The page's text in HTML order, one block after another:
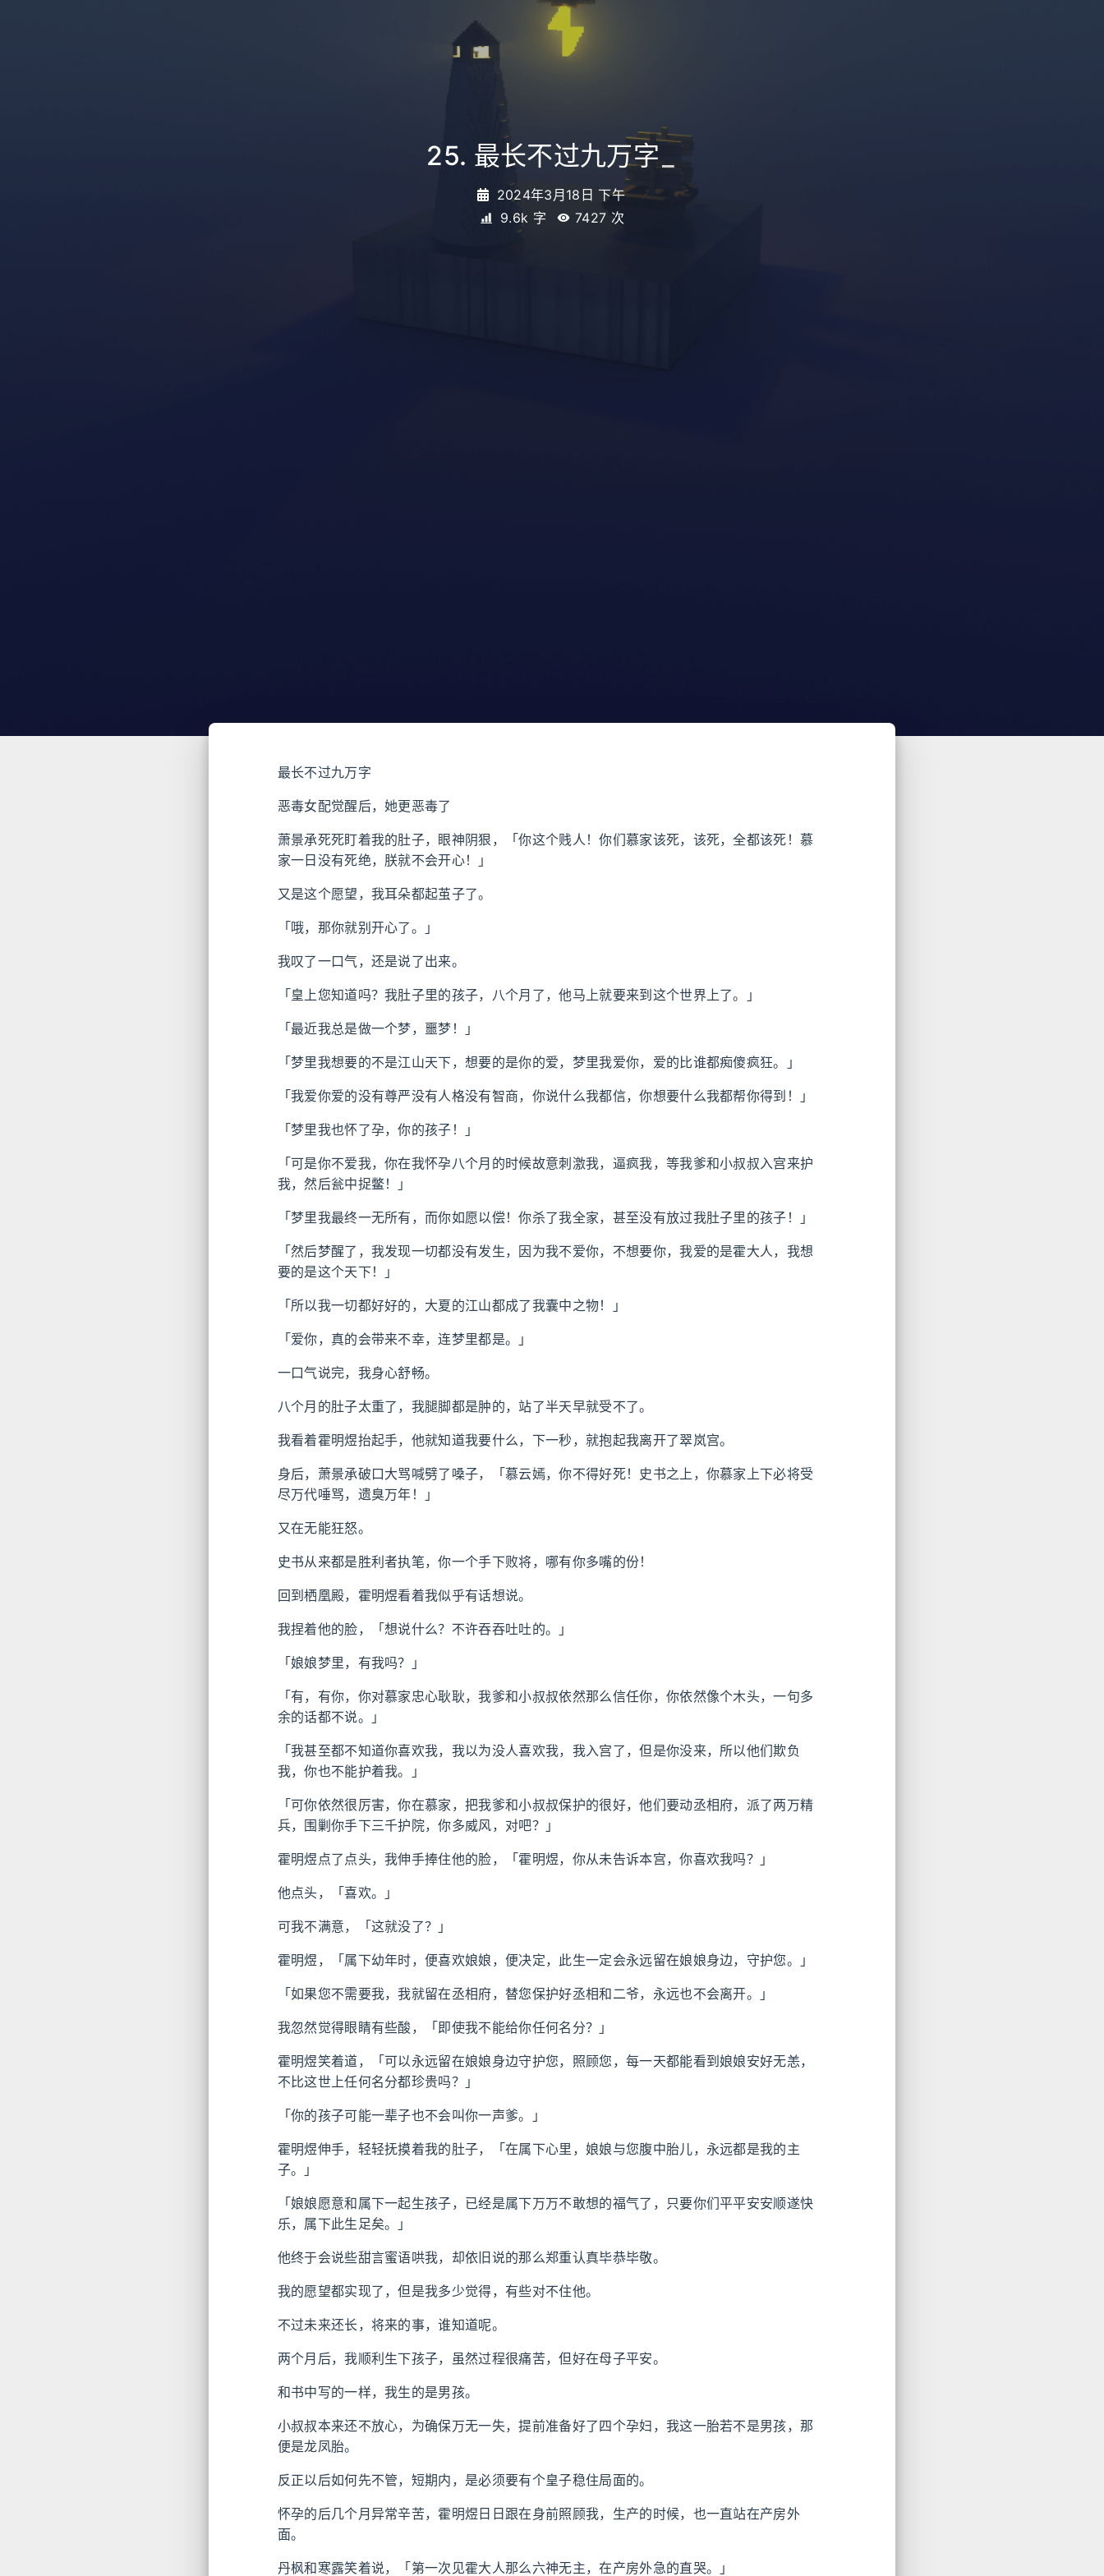
25. 最长不过九万字
2024年3月18日 下午
9.6k 字
7427 次
最长不过九万字
恶毒女配觉醒后，她更恶毒了
萧景承死死盯着我的肚子，眼神阴狠，「你这个贱人！你们慕家该死，该死，全都该死！慕
家一日没有死绝，朕就不会开心！」
又是这个愿望，我耳朵都起茧子了。
「哦，那你就别开心了。」
我叹了一口气，还是说了出来。
「皇上您知道吗？我肚子里的孩子，八个月了，他马上就要来到这个世界上了。」
「最近我总是做一个梦，噩梦！」
「梦里我想要的不是江山天下，想要的是你的爱，梦里我爱你，爱的比谁都痴傻疯狂。」
「我爱你爱的没有尊严没有人格没有智商，你说什么我都信，你想要什么我都帮你得到！」
「梦里我也怀了孕，你的孩子！」
「可是你不爱我，你在我怀孕八个月的时候故意刺激我，逼疯我，等我爹和小叔叔入宫来护
我，然后瓮中捉鳖！」
「梦里我最终一无所有，而你如愿以偿！你杀了我全家，甚至没有放过我肚子里的孩子！」
「然后梦醒了，我发现一切都没有发生，因为我不爱你，不想要你，我爱的是霍大人，我想
要的是这个天下！」
「所以我一切都好好的，大夏的江山都成了我囊中之物！」
「爱你，真的会带来不幸，连梦里都是。」
一口气说完，我身心舒畅。
八个月的肚子太重了，我腿脚都是肿的，站了半天早就受不了。
我看着霍明煜抬起手，他就知道我要什么，下一秒，就抱起我离开了翠岚宫。
身后，萧景承破口大骂喊劈了嗓子，「慕云嫣，你不得好死！史书之上，你慕家上下必将受
尽万代唾骂，遗臭万年！」
又在无能狂怒。
史书从来都是胜利者执笔，你一个手下败将，哪有你多嘴的份！
回到栖凰殿，霍明煜看着我似乎有话想说。
我捏着他的脸，「想说什么？不许吞吞吐吐的。」
「娘娘梦里，有我吗？」
「有，有你，你对慕家忠心耿耿，我爹和小叔叔依然那么信任你，你依然像个木头，一句多
余的话都不说。」
「我甚至都不知道你喜欢我，我以为没人喜欢我，我入宫了，但是你没来，所以他们欺负
我，你也不能护着我。」
「可你依然很厉害，你在慕家，把我爹和小叔叔保护的很好，他们要动丞相府，派了两万精
兵，围剿你手下三千护院，你多威风，对吧？」
霍明煜点了点头，我伸手捧住他的脸，「霍明煜，你从未告诉本宫，你喜欢我吗？」
他点头，「喜欢。」
可我不满意，「这就没了？」
霍明煜，「属下幼年时，便喜欢娘娘，便决定，此生一定会永远留在娘娘身边，守护您。」
「如果您不需要我，我就留在丞相府，替您保护好丞相和二爷，永远也不会离开。」
我忽然觉得眼睛有些酸，「即使我不能给你任何名分？」
霍明煜笑着道，「可以永远留在娘娘身边守护您，照顾您，每一天都能看到娘娘安好无恙，
不比这世上任何名分都珍贵吗？」
「你的孩子可能一辈子也不会叫你一声爹。」
霍明煜伸手，轻轻抚摸着我的肚子，「在属下心里，娘娘与您腹中胎儿，永远都是我的主
子。」
「娘娘愿意和属下一起生孩子，已经是属下万万不敢想的福气了，只要你们平平安安顺遂快
乐，属下此生足矣。」
他终于会说些甜言蜜语哄我，却依旧说的那么郑重认真毕恭毕敬。
我的愿望都实现了，但是我多少觉得，有些对不住他。
不过未来还长，将来的事，谁知道呢。
两个月后，我顺利生下孩子，虽然过程很痛苦，但好在母子平安。
和书中写的一样，我生的是男孩。
小叔叔本来还不放心，为确保万无一失，提前准备好了四个孕妇，我这一胎若不是男孩，那
便是龙凤胎。
反正以后如何先不管，短期内，是必须要有个皇子稳住局面的。
怀孕的后几个月异常辛苦，霍明煜日日跟在身前照顾我，生产的时候，也一直站在产房外
面。
丹枫和寒露笑着说，「第一次见霍大人那么六神无主，在产房外急的直哭。」